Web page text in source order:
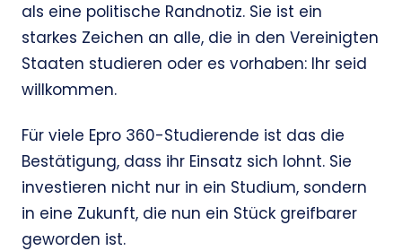
als eine politische Randnotiz. Sie ist ein
starkes Zeichen an alle, die in den Vereinigten
Staaten studieren oder es vorhaben: Ihr seid
willkommen.
Für viele Epro 360-Studierende ist das die
Bestätigung, dass ihr Einsatz sich lohnt. Sie
investieren nicht nur in ein Studium, sondern
in eine Zukunft, die nun ein Stück greifbarer
geworden ist.